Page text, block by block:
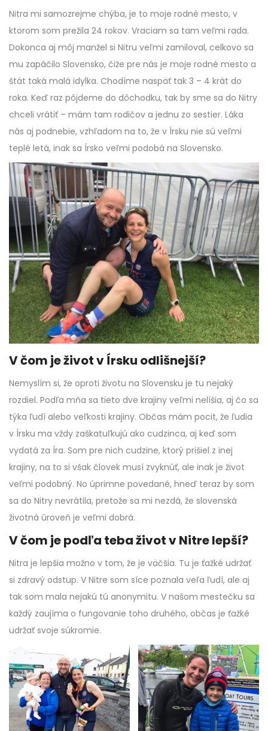
Nitra mi samozrejme chýba, je to moje rodné mesto, v
ktorom som prežila 24 rokov. Vraciam sa tam veľmi rada.
Dokonca aj môj manžel si Nitru veľmi zamiloval, celkovo sa
mu zapáčilo Slovensko, čiže pre nás je moje rodné mesto a
štát taká malá idylka. Chodíme naspäť tak 3 – 4 krát do
roka. Keď raz pôjdeme do dôchodku, tak by sme sa do Nitry
chceli vrátiť – mám tam rodičov a jednu zo sestier. Láka
nás aj podnebie, vzhľadom na to, že v Írsku nie sú veľmi
teplé letá, inak sa Írsko veľmi podobá na Slovensko.
V čom je život v Írsku odlišnejší?
Nemyslím si, že oproti životu na Slovensku je tu nejaký
rozdiel. Podľa mňa sa tieto dve krajiny veľmi nelíšia, aj čo sa
týka ľudí alebo veľkosti krajiny. Občas mám pocit, že ľudia
v Írsku ma vždy zaškatuľkujú ako cudzinca, aj keď som
vydatá za Íra. Som pre nich cudzine, ktorý prišiel z inej
krajiny, na to si však človek musí zvyknúť, ale inak je život
veľmi podobný. No úprimne povedané, hneď teraz by som
sa do Nitry nevrátila, pretože sa mi nezdá, že slovenská
životná úroveň je veľmi dobrá.
V čom je podľa teba život v Nitre lepší?
Nitra je lepšia možno v tom, že je väčšia. Tu je ťažké udržať
si zdravý odstup. V Nitre som síce poznala veľa ľudí, ale aj
tak som mala nejakú tú anonymitu. V našom mestečku sa
každý zaujíma o fungovanie toho druhého, občas je ťažké
udržať svoje súkromie.